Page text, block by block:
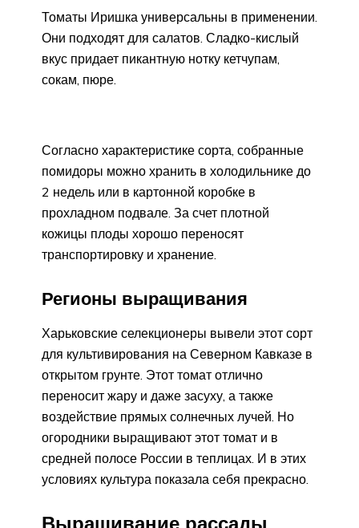
Томаты Иришка универсальны в применении.
Они подходят для салатов. Сладко-кислый
вкус придает пикантную нотку кетчупам,
сокам, пюре.
Согласно характеристике сорта, собранные
помидоры можно хранить в холодильнике до
2 недель или в картонной коробке в
прохладном подвале. За счет плотной
кожицы плоды хорошо переносят
транспортировку и хранение.
Регионы выращивания
Харьковские селекционеры вывели этот сорт
для культивирования на Северном Кавказе в
открытом грунте. Этот томат отлично
переносит жару и даже засуху, а также
воздействие прямых солнечных лучей. Но
огородники выращивают этот томат и в
средней полосе России в теплицах. И в этих
условиях культура показала себя прекрасно.